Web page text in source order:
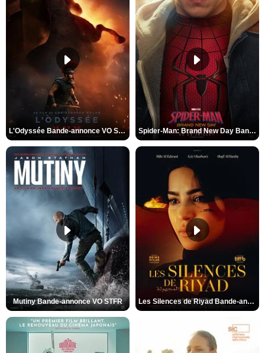
L'Odyssée Bande-annonce VO STFR Spider-Man: Brand New Day Bande-annonce VO STFR
Mutiny Bande-annonce VO STFR Les Silences de Riyad Bande-annonce VO STFR